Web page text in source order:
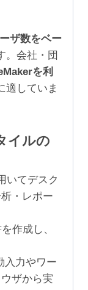
ザ数をベー
。会社・団
を利
適していま
イルの
いてデスク
・レポー
作成し、
入力やワー
ザから実